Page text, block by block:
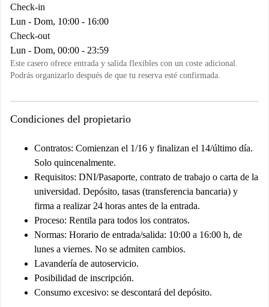
Check-in
Lun - Dom, 10:00 - 16:00
Check-out
Lun - Dom, 00:00 - 23:59
Este casero ofrece entrada y salida flexibles con un coste adicional.
Podrás organizarlo después de que tu reserva esté confirmada.
Condiciones del propietario
Contratos: Comienzan el 1/16 y finalizan el 14/último día.
Solo quincenalmente.
Requisitos: DNI/Pasaporte, contrato de trabajo o carta de la
universidad. Depósito, tasas (transferencia bancaria) y
firma a realizar 24 horas antes de la entrada.
Proceso: Rentila para todos los contratos.
Normas: Horario de entrada/salida: 10:00 a 16:00 h, de
lunes a viernes. No se admiten cambios.
Lavandería de autoservicio.
Posibilidad de inscripción.
Consumo excesivo: se descontará del depósito.